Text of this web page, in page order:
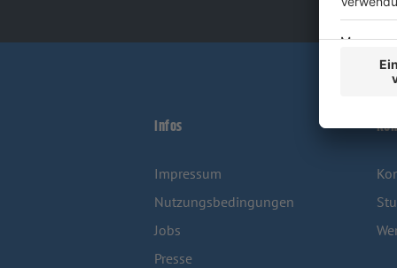
Infos
Impressum
Nutzungsbedingungen
Jobs
Presse